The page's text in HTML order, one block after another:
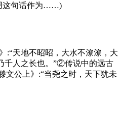
这句话作为……)
:“天地不昭昭，大水不潦潦，大
千人之长也。”②传说中的远古
文公上》:“当尧之时，天下犹未